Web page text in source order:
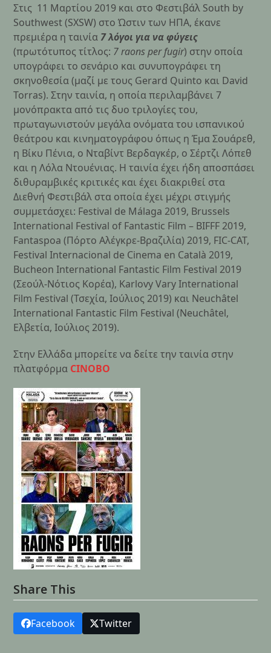
Στις 11 Μαρτίου 2019 και στο Φεστιβάλ South by
Southwest (SXSW) στο Ώστιν των ΗΠΑ, έκανε
πρεμιέρα η ταινία 7 λόγοι για να φύγεις
(πρωτότυπος τίτλος: 7 raons per fugir) στην οποία
υπογράφει το σενάριο και συνυπογράφει τη
σκηνοθεσία (μαζί με τους Gerard Quinto και David
Torras). Στην ταινία, η οποία περιλαμβάνει 7
μονόπρακτα από τις δυο τριλογίες του,
πρωταγωνιστούν μεγάλα ονόματα του ισπανικού
θεάτρου και κινηματογράφου όπως η Έμα Σουάρεθ,
η Βίκυ Πένια, ο Νταβίντ Βερδαγκέρ, ο Σέρτζι Λόπεθ
και η Λόλα Ντουένιας. Η ταινία έχει ήδη αποσπάσει
διθυραμβικές κριτικές και έχει διακριθεί στα
Διεθνή Φεστιβάλ στα οποία έχει μέχρι στιγμής
συμμετάσχει: Festival de Málaga 2019, Brussels
International Festival of Fantastic Film – BIFFF 2019,
Fantaspoa (Πόρτο Αλέγκρε-Βραζιλία) 2019, FIC-CAT,
Festival Internacional de Cinema en Català 2019,
Bucheon International Fantastic Film Festival 2019
(Σεούλ-Νότιος Κορέα), Karlovy Vary International
Film Festival (Τσεχία, Ιούλιος 2019) και Neuchâtel
International Fantastic Film Festival (Neuchâtel,
Ελβετία, Ιούλιος 2019).
Στην Ελλάδα μπορείτε να δείτε την ταινία στην
πλατφόρμα CINOBO
Share This
Facebook Twitter